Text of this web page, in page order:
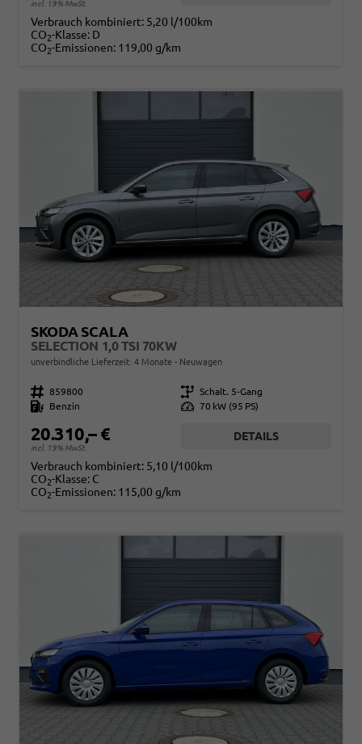
incl. 19% MwSt.
Verbrauch kombiniert: 5,20 l/100km
CO2-Klasse: D
CO2-Emissionen: 119,00 g/km
SKODA SCALA
SELECTION 1,0 TSI 70KW
unverbindliche Lieferzeit: 4 Monate Neuwagen
Fahrzeugnr. 859800 Getriebe Schalt. 5-Gang
Kraftstoff
Benzin Leistung 70 kW (95 PS)
20.310,– €
incl. 19% MwSt.
DETAILS
Verbrauch kombiniert: 5,10 l/100km
CO2-Klasse: C
CO2-Emissionen: 115,00 g/km